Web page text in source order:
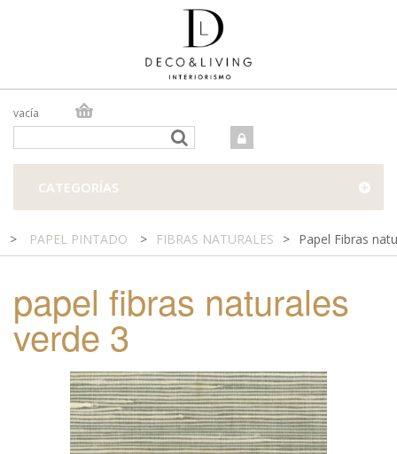
vacía
TIENDA FÍSICA
CATEGORÍAS
> PAPEL PINTADO > FIBRAS NATURALES > Papel Fibras
papel fibras naturales
verde 3